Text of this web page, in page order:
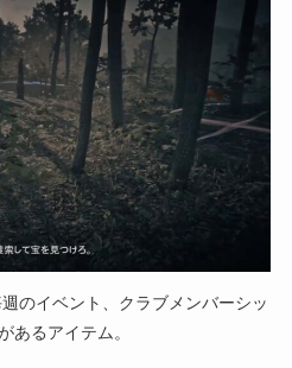
のイベント、クラブメンバーシッ
あるアイテム。